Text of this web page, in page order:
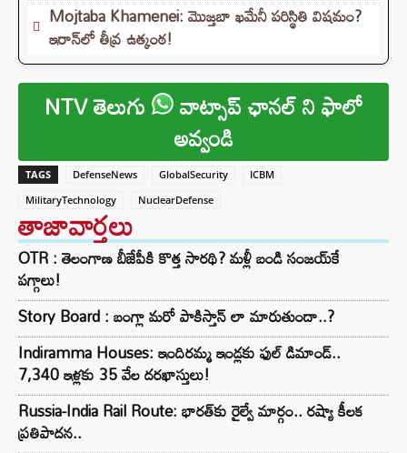
Mojtaba Khamenei: మొజ్తబా ఖమేనీ పరిస్థితి విషమం?
ఇరాన్‌లో తీవ్ర ఉత్కంఠ!
NTV తెలుగు వాట్సాప్ ఛానల్ ని ఫాలో
అవ్వండి
TAGS DefenseNews GlobalSecurity
ICBM
MilitaryTechnology
NuclearDefense
తాజావార్తలు
OTR : తెలంగాణ బీజేపీకి కొత్త సారథి? మళ్లీ బండి సంజయ్‌కే
పగ్గాలు!
Story Board : బంగ్లా మరో పాకిస్తాన్ లా మారుతుందా..?
Indiramma Houses: ఇందిరమ్మ ఇండ్లకు ఫుల్ డిమాండ్..
7,340 ఇళ్లకు 35 వేల దరఖాస్తులు!
Russia-India Rail Route: భారత్‌కు రైల్వే మార్గం.. రష్యా కీలక
ప్రతిపాదన..